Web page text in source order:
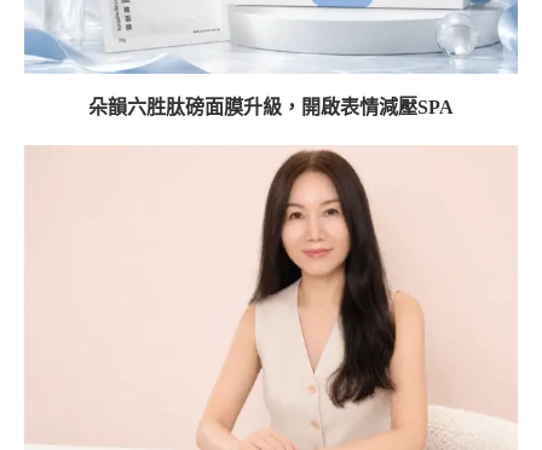
朵韻六胜肽磅面膜升級，開啟表情減壓SPA